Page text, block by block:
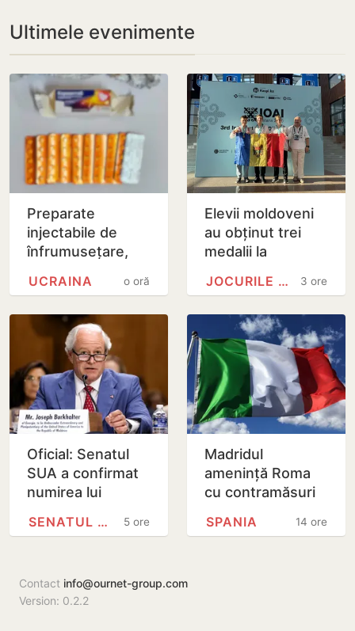
Ultimele evenimente
Preparate
injectabile de
înfrumusețare,
colet poștal,
Aeroportul…
o oră
UCRAINA
Elevii moldoveni
au obținut trei
medalii la
Internațională de
Artificială din…
3 ore
JOCURILE OLIMPICE
Oficial: Senatul
SUA a confirmat
numirea lui
Burkhalter în
Republica…
5 ore
SENATUL SUA
Madridul
amenință Roma
cu contramăsuri
renunță la
14 ore
SPANIA
Contact info@ournet-group.com
Version: 0.2.2